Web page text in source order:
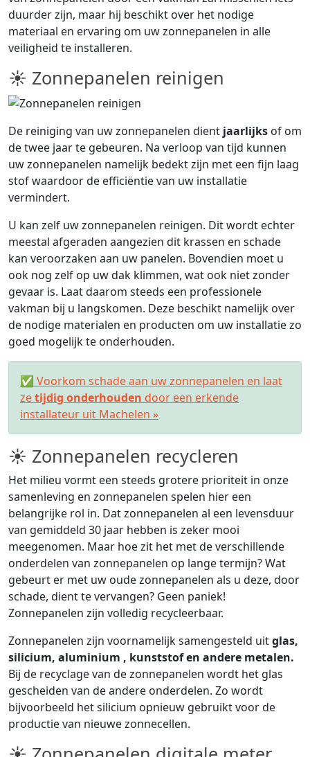
duurder zijn, maar hij beschikt over het nodige
materiaal en ervaring om uw zonnepanelen in alle
veiligheid te installeren.
☀ Zonnepanelen reinigen
De reiniging van uw zonnepanelen dient jaarlijks of om
de twee jaar te gebeuren. Na verloop van tijd kunnen
uw zonnepanelen namelijk bedekt zijn met een fijn laag
stof waardoor de efficiëntie van uw installatie
vermindert.
U kan zelf uw zonnepanelen reinigen. Dit wordt echter
meestal afgeraden aangezien dit krassen en schade
kan veroorzaken aan uw panelen. Bovendien moet u
ook nog zelf op uw dak klimmen, wat ook niet zonder
gevaar is. Laat daarom steeds een professionele
vakman bij u langskomen. Deze beschikt namelijk over
de nodige materialen en producten om uw installatie zo
goed mogelijk te onderhouden.
✅ Voorkom schade aan uw zonnepanelen en laat
zetijdig onderhouden door een erkende
installateur uit Machelen »
☀ Zonnepanelen recycleren
Het milieu vormt een steeds grotere prioriteit in onze
samenleving en zonnepanelen spelen hier een
belangrijke rol in. Dat zonnepanelen al een levensduur
van gemiddeld 30 jaar hebben is zeker mooi
meegenomen. Maar hoe zit het met de verschillende
onderdelen van zonnepanelen op lange termijn? Wat
gebeurt er met uw oude zonnepanelen als u deze, door
schade, dient te vervangen? Geen paniek!
Zonnepanelen zijn volledig recycleerbaar.
Zonnepanelen zijn voornamelijk samengesteld uitglas,
silicium, aluminium , kunststof en andere metalen.
Bij de recyclage van de zonnepanelen wordt het glas
gescheiden van de andere onderdelen. Zo wordt
bijvoorbeeld het silicium opnieuw gebruikt voor de
productie van nieuwe zonnecellen.